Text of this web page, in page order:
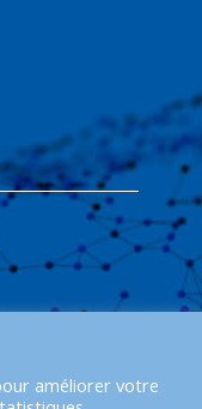
Nationale des
en
améliorer votre